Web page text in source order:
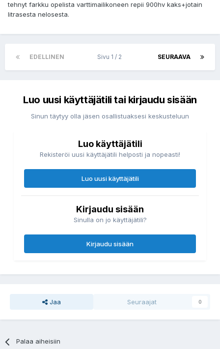
tehnyt farkku opelista varttimailikoneen repii 900hv kaks+jotain
litrasesta nelosesta.
EDELLINEN SEURAAVA
Sivu 1 / 2
Luo uusi käyttäjätili tai kirjaudu sisään
Sinun täytyy olla jäsen osallistuaksesi keskusteluun
Luo käyttäjätili
Rekisteröi uusi käyttäjätili helposti ja nopeasti!
Luo uusi käyttäjätili
Kirjaudu sisään
Sinulla on jo käyttäjätili?
Kirjaudu sisään
Jaa Seuraajat 0
Palaa aiheisiin